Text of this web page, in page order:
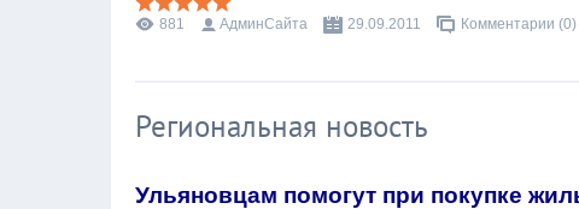
881 АдминСайта 29.09.2011 Комментарии (0)
Региональная новость
Ульяновцам помогут при покупке